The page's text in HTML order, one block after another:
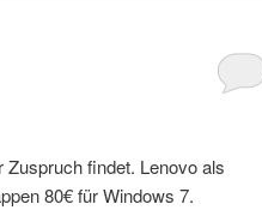
findet. Lenovo als
80€ für Windows 7.